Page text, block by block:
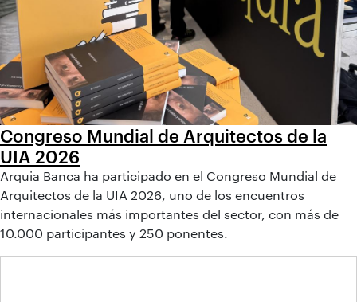
Congreso Mundial de Arquitectos de la
UIA 2026
Arquia Banca ha participado en el Congreso Mundial de
Arquitectos de la UIA 2026, uno de los encuentros
internacionales más importantes del sector, con más de
10.000 participantes y 250 ponentes.